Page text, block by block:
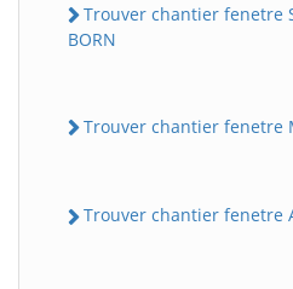
Trouver chantier fenetre
BORN
Trouver chantier fenetre
Trouver chantier fenetre